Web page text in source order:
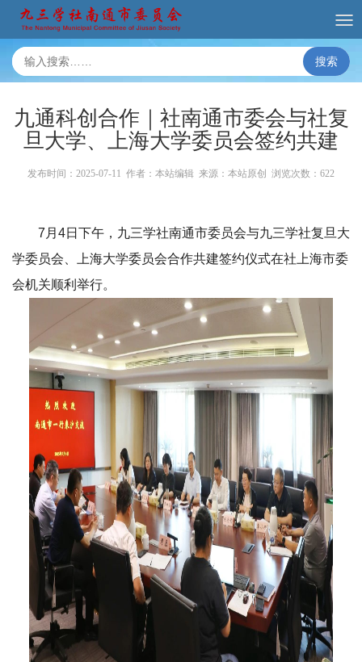
搜索
九通科创合作｜社南通市委会与社复
旦大学、上海大学委员会签约共建
发布时间：2025-07-11 作者：本站编辑 来源：本站原创 浏览次数： 622
7月4日下午，九三学社南通市委员会与九三学社复旦大
学委员会、上海大学委员会合作共建签约仪式在社上海市委
会机关顺利举行。